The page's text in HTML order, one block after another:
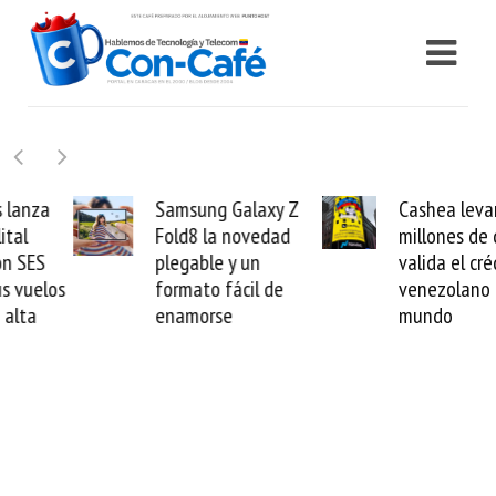
Samsung Galaxy Z
Fold8 la novedad
plegable y un
formato fácil de
enamorse
Cashea levanta 100
millones de dólares y
valida el crédito del
venezolano ante el